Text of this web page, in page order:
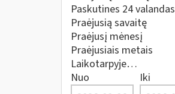
Paskutines 24 valandas
Praėjusią savaitę
Praėjusį mėnesį
Praėjusiais metais
Laikotarpyje…
Nuo
Iki